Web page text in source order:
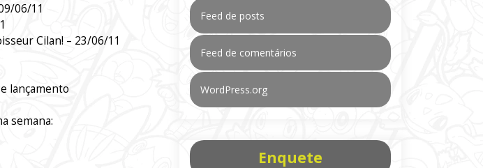
06/11
Cilan! – 23/06/11
lançamento
semana:
Feed de posts
Feed de comentários
WordPress.org
Enquete